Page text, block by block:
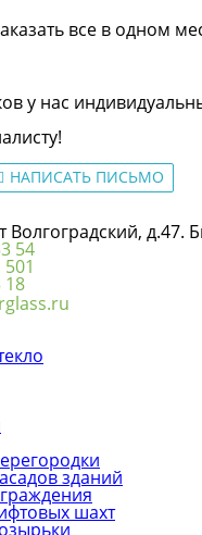
все в одном
у нас
НАПИСАТЬ ПИСЬМО
Волгоградский, д.47.
54
18
зданий
шахт